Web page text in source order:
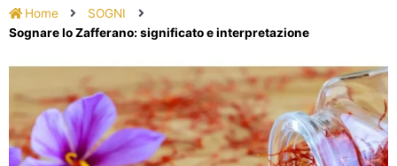
Home
SOGNI
Sognare lo Zafferano: significato e interpretazione